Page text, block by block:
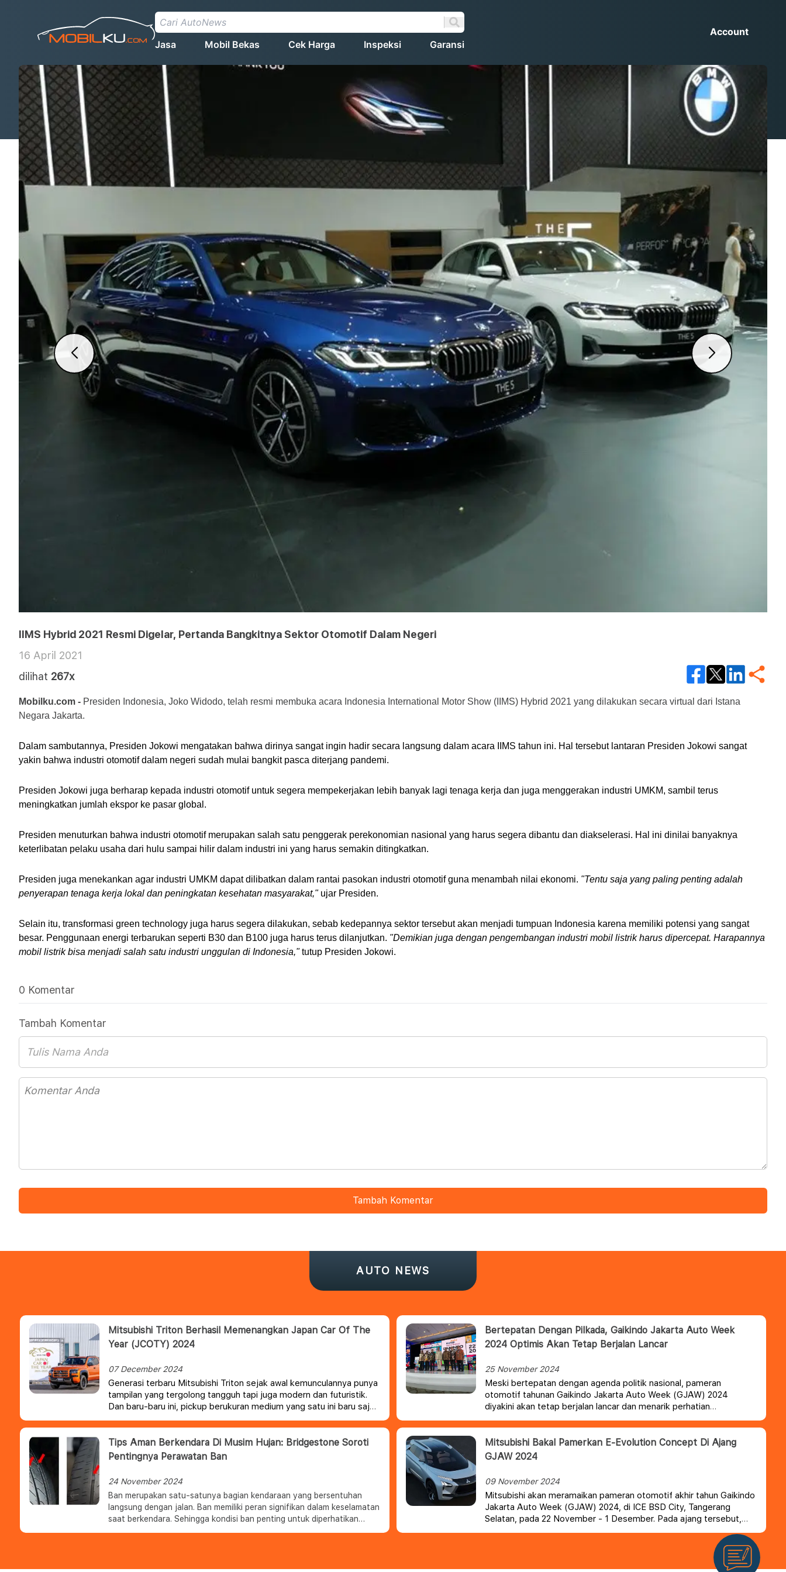
Jasa Mobil Bekas Cek Harga Inspeksi Garansi
Account
IIMS Hybrid 2021 Resmi Digelar, Pertanda Bangkitnya Sektor Otomotif Dalam Negeri
16 April 2021
dilihat 267x
Mobilku.com - Presiden Indonesia, Joko Widodo, telah resmi membuka acara Indonesia International Motor Show (IIMS) Hybrid 2021 yang dilakukan secara virtual dari Istana
Negara Jakarta.
Dalam sambutannya, Presiden Jokowi mengatakan bahwa dirinya sangat ingin hadir secara langsung dalam acara IIMS tahun ini. Hal tersebut lantaran Presiden Jokowi sangat
yakin bahwa industri otomotif dalam negeri sudah mulai bangkit pasca diterjang pandemi.
Presiden Jokowi juga berharap kepada industri otomotif untuk segera mempekerjakan lebih banyak lagi tenaga kerja dan juga menggerakan industri UMKM, sambil terus
meningkatkan jumlah ekspor ke pasar global.
Presiden menuturkan bahwa industri otomotif merupakan salah satu penggerak perekonomian nasional yang harus segera dibantu dan diakselerasi. Hal ini dinilai banyaknya
keterlibatan pelaku usaha dari hulu sampai hilir dalam industri ini yang harus semakin ditingkatkan.
Presiden juga menekankan agar industri UMKM dapat dilibatkan dalam rantai pasokan industri otomotif guna menambah nilai ekonomi. "Tentu saja yang paling penting adalah
penyerapan tenaga kerja lokal dan peningkatan kesehatan masyarakat," ujar Presiden.
Selain itu, transformasi green technology juga harus segera dilakukan, sebab kedepannya sektor tersebut akan menjadi tumpuan Indonesia karena memiliki potensi yang sangat
besar. Penggunaan energi terbarukan seperti B30 dan B100 juga harus terus dilanjutkan. "Demikian juga dengan pengembangan industri mobil listrik harus dipercepat. Harapannya
mobil listrik bisa menjadi salah satu industri unggulan di Indonesia," tutup Presiden Jokowi.
0 Komentar
Tambah Komentar
Tambah Komentar
AUTO NEWS
Mitsubishi Triton Berhasil Memenangkan Japan Car Of The
Year (JCOTY) 2024
07 December 2024
Generasi terbaru Mitsubishi Triton sejak awal kemunculannya punya
tampilan yang tergolong tangguh tapi juga modern dan futuristik.
Dan baru-baru ini, pickup berukuran medium yang satu ini baru saja
memenangkan sebuah penghargaan bergengsi di Jepang.
Bertepatan Dengan Pilkada, Gaikindo Jakarta Auto Week
2024 Optimis Akan Tetap Berjalan Lancar
25 November 2024
Meski bertepatan dengan agenda politik nasional, pameran
otomotif tahunan Gaikindo Jakarta Auto Week (GJAW) 2024
diyakini akan tetap berjalan lancar dan menarik perhatian
masyarakat serta pelaku industri otomotif.
Tips Aman Berkendara Di Musim Hujan: Bridgestone Soroti
Pentingnya Perawatan Ban
24 November 2024
Ban merupakan satu-satunya bagian kendaraan yang bersentuhan
langsung dengan jalan. Ban memiliki peran signifikan dalam keselamatan
saat berkendara. Sehingga kondisi ban penting untuk diperhatikan
Mitsubishi Bakal Pamerkan E-Evolution Concept Di Ajang
GJAW 2024
09 November 2024
Mitsubishi akan meramaikan pameran otomotif akhir tahun Gaikindo
Jakarta Auto Week (GJAW) 2024, di ICE BSD City, Tangerang
Selatan, pada 22 November - 1 Desember. Pada ajang tersebut,
kabarnya akan membawa mobil baru yang diyakini e-Evolution